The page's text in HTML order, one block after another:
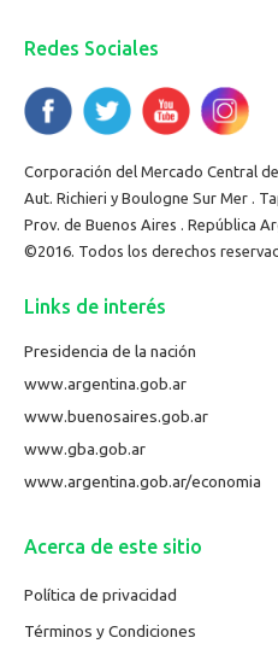
Redes Sociales
Corporación del Mercado Central de
Aut. Richieri y Boulogne Sur Mer .
Prov. de Buenos Aires . República
©2016. Todos los derechos
Links de interés
Presidencia de la nación
www.argentina.gob.ar
www.buenosaires.gob.ar
www.gba.gob.ar
www.argentina.gob.ar/economia
Acerca de este sitio
Política de privacidad
Términos y Condiciones